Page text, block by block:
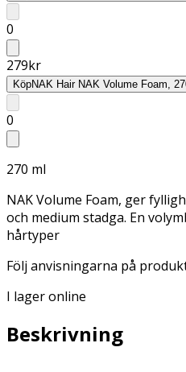
0
279kr
KöpNAK Hair NAK Volume Foam,
0
270 ml
NAK Volume Foam, ger
och medium stadga. En
hårtyper
Följ anvisningarna på
I lager online
Beskrivning